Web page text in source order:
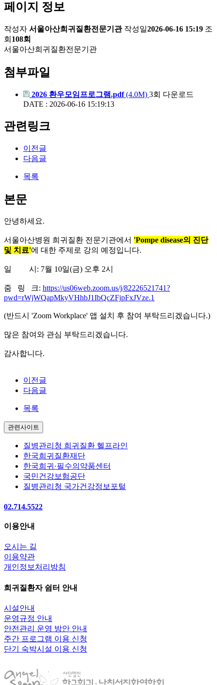
페이지 정보
작성자 서울아산희귀질환전문기관 작성일2026-06-16 15:19 조
회 108회
서울아산희귀질환전문기관
첨부파일
2026 환우모임프로그램.pdf(4.0M) 3회 다운로드
DATE : 2026-06-16 15:19:13
관련링크
이전글
다음글
목록
본문
안녕하세요.
서울아산병원 희귀질환 전문기관에서 'Pompe disease의 진단
및 치료'에 대한 주제로 강의 예정입니다.
일 시: 7월 10일(금) 오후 2시
줌 링 크: https://us06web.zoom.us/j/82226521741?
pwd=rWjWQapMkyVHhbJ1IbQcZFjpFxJVze.1
(반드시 'Zoom Workplace' 앱 설치 후 참여 부탁드리겠습니다.)
많은 참여와 관심 부탁드리겠습니다.
감사합니다.
이전글
다음글
목록
관련사이트
질병관리청 희귀질환 헬프라인
한국희귀질환재단
한국희귀·필수의약품센터
국민건강보험공단
질병관리청 국가건강정보포털
02.714.5522
이용안내
오시는 길
이용약관
개인정보처리방침
희귀질환자 쉼터 안내
시설안내
운영규정 안내
안전관리 운영 방안 안내
주간 프로그램 이용 신청
단기 숙박시설 이용 신청